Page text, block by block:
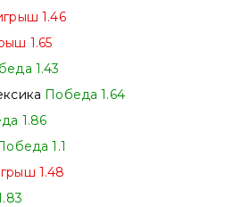
1.46
1.65
1.43
Победа 1.64
1.86
1.1
1.48